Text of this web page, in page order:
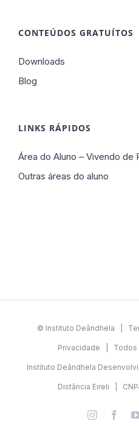
CONTEÚDOS GRATUÍTOS
Downloads
Blog
LINKS RÁPIDOS
Área do Aluno – Vivendo de
Outras áreas do aluno
© Instituto Deândhela |
Privacidade | Todos
Instituto Deândhela
Distância Eireli |